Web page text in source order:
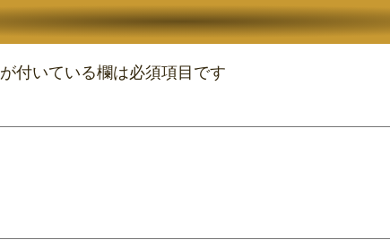
が付いている欄は必須項目です